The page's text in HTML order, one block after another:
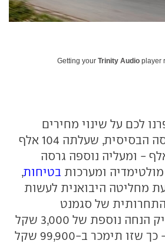
Getting your Trinity Audio player
לכם על שינוי מחירים
באופל קורסה. הגרסה הבסיסית, שעלתה 104 אלף
ירדה ל-100 אלף - ומעליה נוספה גרסה
ומערכות בטיחות,
כעת מחליטה היבואנית לעשות
של סגמנט
הסופר-מיני, ולהעניק הנחה נוספת של 3,000 שקל
לגרסה המאובזרת - כך שזו תימכר ב-99,900 שקל